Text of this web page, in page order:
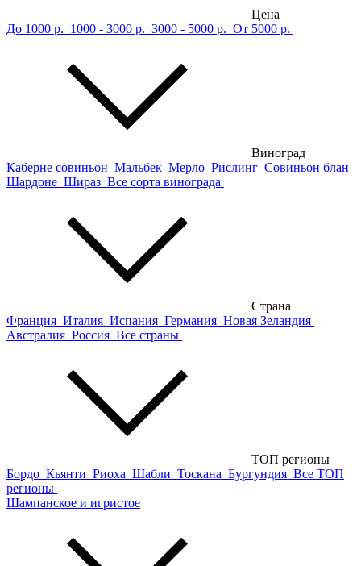
Цена
До 1000 р. 1000 - 3000 р. 3000 - 5000 р. От 5000 р.
Виноград
Каберне совиньон Мальбек Мерло Рислинг Совиньон блан
Шардоне Шираз Все сорта винограда
Страна
Франция Италия Испания Германия Новая Зеландия
Австралия Россия Все страны
ТОП регионы
Бордо Кьянти Риоха Шабли Тоскана Бургундия Все ТОП
регионы
Шампанское и игристое